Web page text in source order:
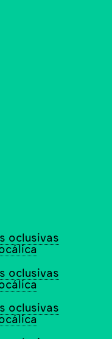
oclusivas
oclusivas
oclusivas